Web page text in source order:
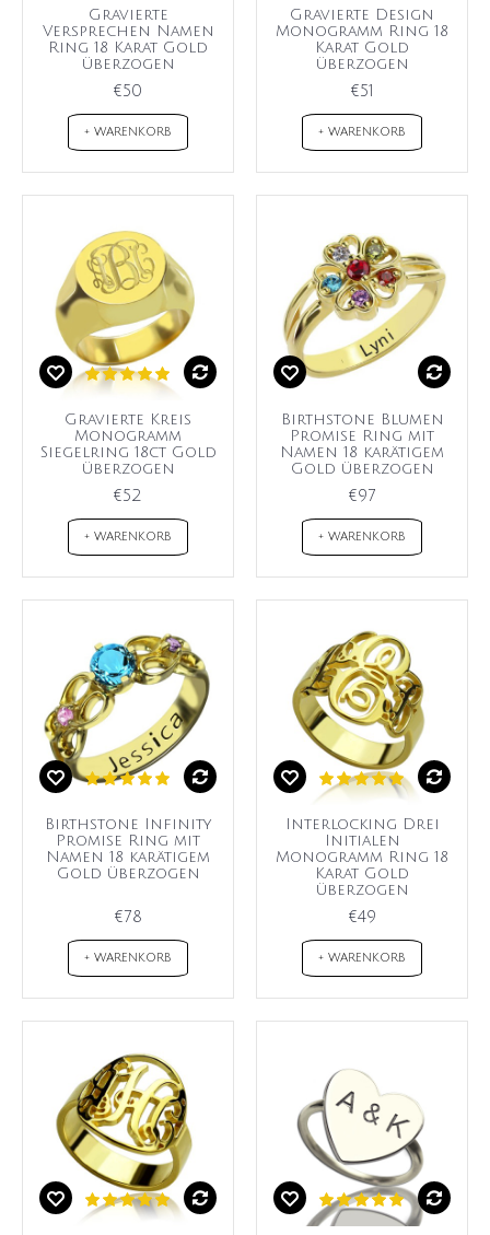
Gravierte
Versprechen Namen
Ring 18 Karat Gold
überzogen
€50
+ WARENKORB
Gravierte Design
Monogramm Ring 18
Karat Gold
überzogen
€51
+ WARENKORB
Gravierte Kreis
Monogramm
Siegelring 18ct Gold
überzogen
€52
+ WARENKORB
Birthstone Blumen
Promise Ring mit
Namen 18 karätigem
Gold überzogen
€97
+ WARENKORB
Birthstone Infinity
Promise Ring mit
Namen 18 karätigem
Gold überzogen
€78
+ WARENKORB
Interlocking Drei
Initialen
Monogramm Ring 18
Karat Gold
überzogen
€49
+ WARENKORB